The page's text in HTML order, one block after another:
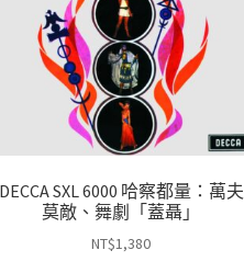
DECCA SXL 6000 哈察都量：萬夫
莫敵、舞劇「蓋聶」
NT$1,380